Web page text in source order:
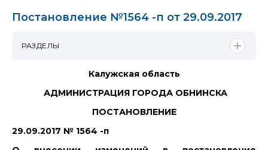
Постановление №1564 -п от 29.09.2017
Калужская область
АДМИНИСТРАЦИЯ ГОРОДА ОБНИНСКА
ПОСТАНОВЛЕНИЕ
29.09.2017 № 1564 -п
РАЗДЕЛЫ